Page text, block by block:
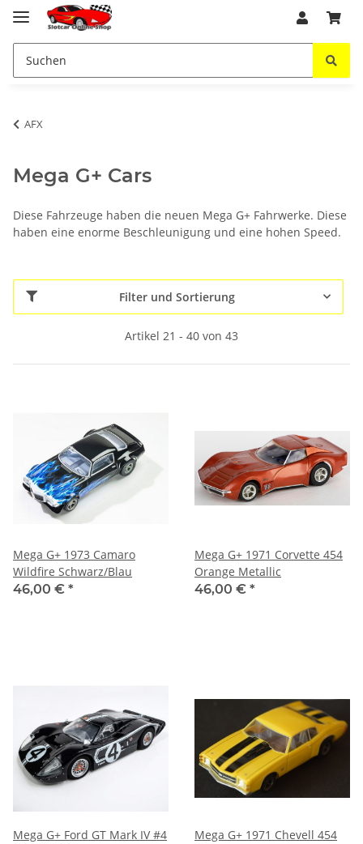
AFX
Mega G+ Cars
Diese Fahrzeuge haben die neuen Mega G+ Fahrwerke. Diese
haben eine enorme Beschleunigung und eine hohen Speed.
Filter und Sortierung
Artikel 21 - 40 von 43
Mega G+ 1973 Camaro
Wildfire Schwarz/Blau
46,00 € *
Mega G+ 1971 Corvette 454
Orange Metallic
46,00 € *
Mega G+ Ford GT Mark IV #4
Mega G+ 1971 Chevell 454